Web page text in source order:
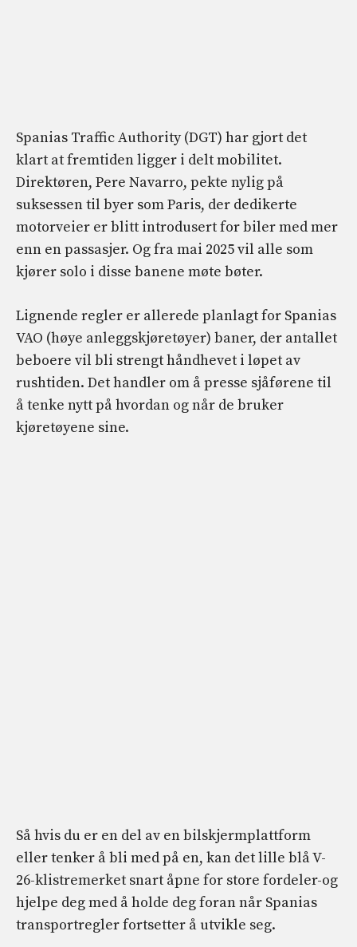
Spanias Traffic Authority (DGT) har gjort det
klart at fremtiden ligger i delt mobilitet.
Direktøren, Pere Navarro, pekte nylig på
suksessen til byer som Paris, der dedikerte
motorveier er blitt introdusert for biler med mer
enn en passasjer. Og fra mai 2025 vil alle som
kjører solo i disse banene møte bøter.
Lignende regler er allerede planlagt for Spanias
VAO (høye anleggskjøretøyer) baner, der antallet
beboere vil bli strengt håndhevet i løpet av
rushtiden. Det handler om å presse sjåførene til
å tenke nytt på hvordan og når de bruker
kjøretøyene sine.
Så hvis du er en del av en bilskjermplattform
eller tenker å bli med på en, kan det lille blå V-
26-klistremerket snart åpne for store fordeler-og
hjelpe deg med å holde deg foran når Spanias
transportregler fortsetter å utvikle seg.